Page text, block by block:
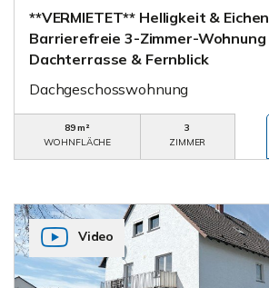
**VERMIETET** Helligkeit &
Barrierefreie 3-Zimmer-
Dachterrasse & Fernblick
Dachgeschosswohnung
89 m²
WOHNFLÄCHE
3
ZIMMER
Video